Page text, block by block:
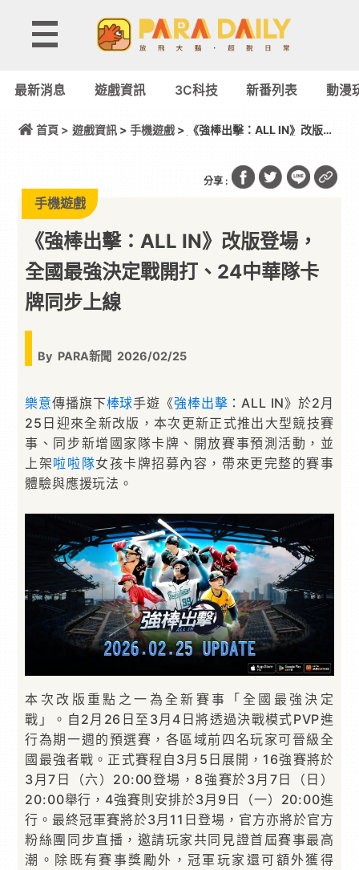
最新消息 遊戲資訊 3C科技 新番列表 動漫
首頁 > 遊戲資訊> 手機遊戲> 《強棒出擊：ALL IN》改版登
分享 :
手機遊戲
《強棒出擊：ALL IN》改版登場，
全國最強決定戰開打、24中華隊卡
牌同步上線
By PARA新聞 2026/02/25
樂意傳播旗下棒球手遊《強棒出擊 ：ALL IN》於2月
25日迎來全新改版，本次更新正式推出大型競技賽
事、同步新增國家隊卡牌、開放賽事預測活動，並
上架啦啦隊女孩卡牌招募內容，帶來更完整的賽事
體驗與應援玩法。
本次改版重點之一為全新賽事「全國最強決定
戰」。自2月26日至3月4日將透過決戰模式PVP進
行為期一週的預選賽，各區域前四名玩家可晉級全
國最強者戰。正式賽程自3月5日展開，16強賽將於
3月7日（六）20:00登場，8強賽於3月7日（日）
20:00舉行，4強賽則安排於3月9日（一）20:00進
行。最終冠軍賽將於3月11日登場，官方亦將於官方
粉絲團同步直播，邀請玩家共同見證首屆賽事最高
潮。除既有賽事獎勵外，冠軍玩家還可額外獲得